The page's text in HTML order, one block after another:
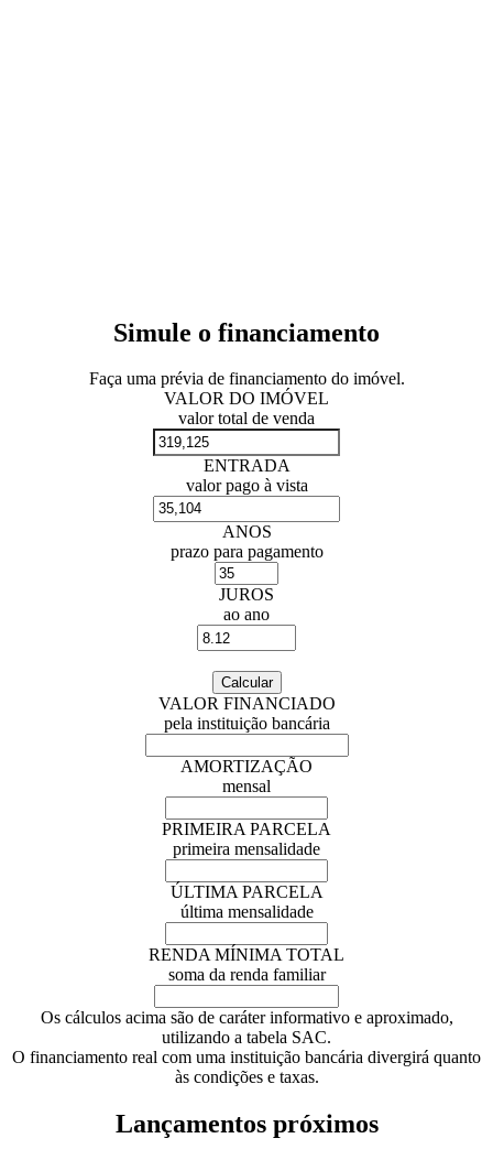
Simule o financiamento
Faça uma prévia de financiamento do imóvel.
VALOR DO IMÓVEL
valor total de venda
ENTRADA
valor pago à vista
ANOS
prazo para pagamento
JUROS
ao ano
VALOR FINANCIADO
pela instituição bancária
AMORTIZAÇÃO
mensal
PRIMEIRA PARCELA
primeira mensalidade
ÚLTIMA PARCELA
última mensalidade
RENDA MÍNIMA TOTAL
soma da renda familiar
Os cálculos acima são de caráter informativo e aproximado,
utilizando a tabela SAC.
O financiamento real com uma instituição bancária divergirá quanto
às condições e taxas.
Lançamentos próximos